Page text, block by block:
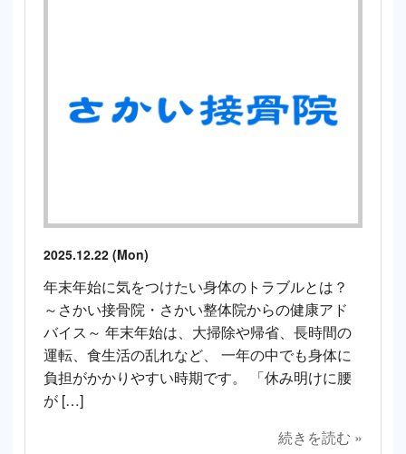
2025.12.22 (Mon)
年末年始に気をつけたい身体のトラブルとは？
～さかい接骨院・さかい整体院からの健康アド
バイス～ 年末年始は、大掃除や帰省、長時間の
運転、食生活の乱れなど、 一年の中でも身体に
負担がかかりやすい時期です。 「休み明けに腰
が […]
続きを読む »